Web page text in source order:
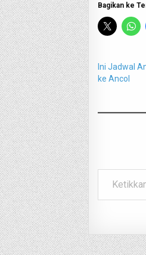
Bagikan ke
Ini Jadwal
ke Ancol
Ketikkan email Anda...